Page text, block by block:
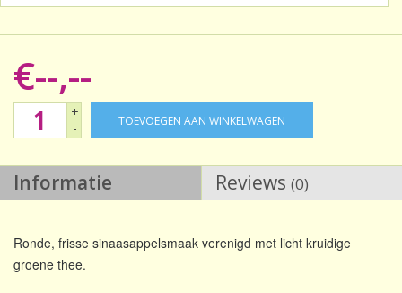
€--,--
+
-
TOEVOEGEN AAN WINKELWAGEN
Informatie Reviews (0)
Ronde, frisse sinaasappelsmaak verenigd met licht kruidige
groene thee.